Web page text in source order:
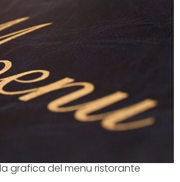
grafica del menu ristorante